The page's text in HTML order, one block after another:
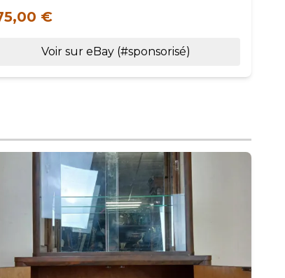
€
Voir sur eBay (#sponsorisé)